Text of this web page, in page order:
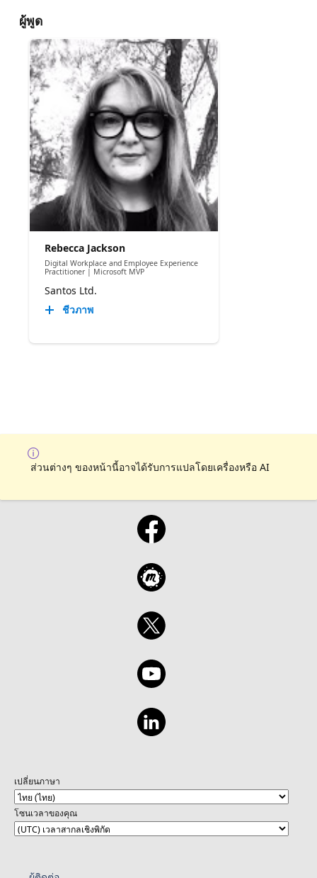
ผู้พูด
Rebecca Jackson
Digital Workplace and Employee Experience
Practitioner | Microsoft MVP
Santos Ltd.
ชีวภาพ
ส่วนต่างๆ ของหน้านี้อาจได้รับการแปลโดยเครื่องหรือ AI
เปลี่ยนภาษา
โซนเวลาของคุณ